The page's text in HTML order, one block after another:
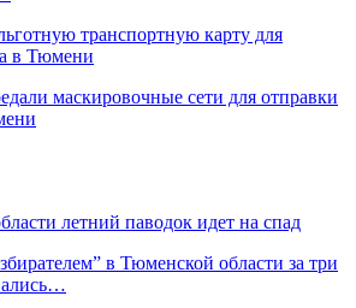
транспортную карту для
в Тюмени
маскировочные сети для отправки
летний паводок идет на спад
в Тюменской области за три